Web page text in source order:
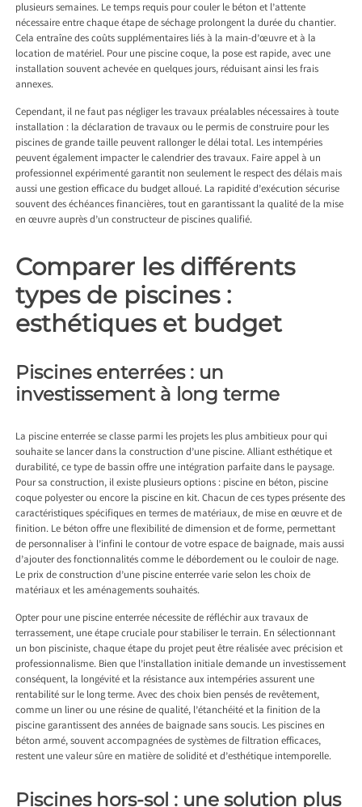
plusieurs semaines. Le temps requis pour couler le béton et l’attente
nécessaire entre chaque étape de séchage prolongent la durée du chantier.
Cela entraîne des coûts supplémentaires liés à la main-d’œuvre et à la
location de matériel. Pour une piscine coque, la pose est rapide, avec une
installation souvent achevée en quelques jours, réduisant ainsi les frais
annexes.
Cependant, il ne faut pas négliger les travaux préalables nécessaires à toute
installation : la déclaration de travaux ou le permis de construire pour les
piscines de grande taille peuvent rallonger le délai total. Les intempéries
peuvent également impacter le calendrier des travaux. Faire appel à un
professionnel expérimenté garantit non seulement le respect des délais mais
aussi une gestion efficace du budget alloué. La rapidité d’exécution sécurise
souvent des échéances financières, tout en garantissant la qualité de la mise
en œuvre auprès d’un constructeur de piscines qualifié.
Comparer les différents
types de piscines :
esthétiques et budget
Piscines enterrées : un
investissement à long terme
La piscine enterrée se classe parmi les projets les plus ambitieux pour qui
souhaite se lancer dans la construction d’une piscine. Alliant esthétique et
durabilité, ce type de bassin offre une intégration parfaite dans le paysage.
Pour sa construction, il existe plusieurs options : piscine en béton, piscine
coque polyester ou encore la piscine en kit. Chacun de ces types présente des
caractéristiques spécifiques en termes de matériaux, de mise en œuvre et de
finition. Le béton offre une flexibilité de dimension et de forme, permettant
de personnaliser à l’infini le contour de votre espace de baignade, mais aussi
d’ajouter des fonctionnalités comme le débordement ou le couloir de nage.
Le prix de construction d’une piscine enterrée varie selon les choix de
matériaux et les aménagements souhaités.
Opter pour une piscine enterrée nécessite de réfléchir aux travaux de
terrassement, une étape cruciale pour stabiliser le terrain. En sélectionnant
un bon pisciniste, chaque étape du projet peut être réalisée avec précision et
professionnalisme. Bien que l’installation initiale demande un investissement
conséquent, la longévité et la résistance aux intempéries assurent une
rentabilité sur le long terme. Avec des choix bien pensés de revêtement,
comme un liner ou une résine de qualité, l’étanchéité et la finition de la
piscine garantissent des années de baignade sans soucis. Les piscines en
béton armé, souvent accompagnées de systèmes de filtration efficaces,
restent une valeur sûre en matière de solidité et d’esthétique intemporelle.
Piscines hors-sol : une solution plus